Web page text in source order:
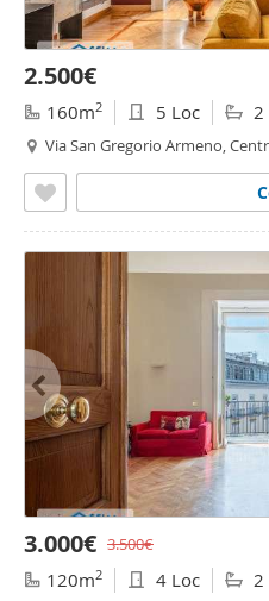
2.500€
160m2 5 Loc 2
Via San Gregorio Armeno,
3.000€ 3.500€
120m2 4 Loc 2